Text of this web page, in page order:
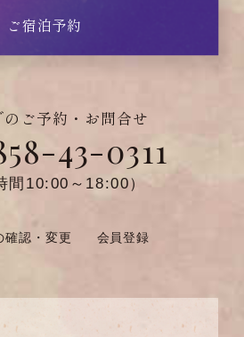
ご宿泊予約
のご予約・お問合せ
43-0311
間10:00～18:00）
確認・変更 会員登録